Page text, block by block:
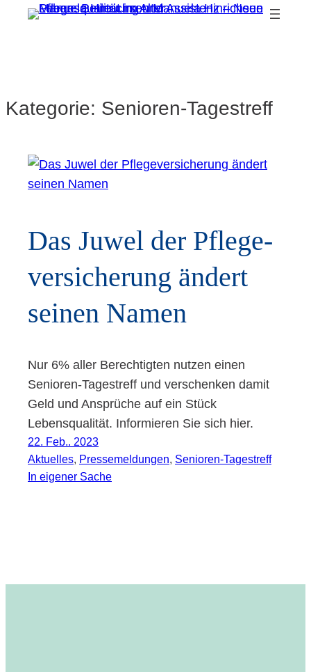
Kategorie: Senioren-Tagestreff
Das Juwel der Pfle­ge­
ver­si­che­rung ändert
sei­nen Namen
Nur 6% aller Berechtigten nutzen einen
Senioren-Tagestreff und verschenken damit
Geld und Ansprüche auf ein Stück
Lebensqualität. Informieren Sie sich hier.
22. Feb.. 2023
Aktuelles, Pressemeldungen, Senioren-Tagestreff
In eigener Sache